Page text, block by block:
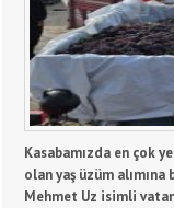
Kasabamızda en çok
olan yaş üzüm alımına
Mehmet Uz isimli